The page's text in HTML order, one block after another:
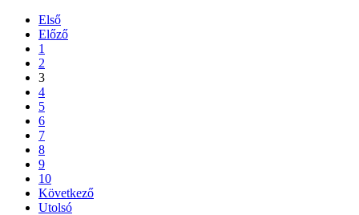
Első
Előző
1
2
3
4
5
6
7
8
9
10
Következő
Utolsó